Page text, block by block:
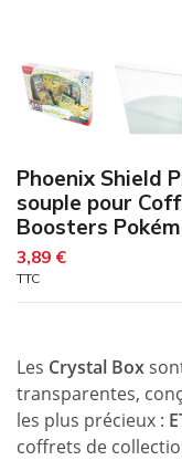
Phoenix Shield
souple pour
Boosters
3,89 €
TTC
Les Crystal Box
transparentes,
les plus précieux :
coffrets de